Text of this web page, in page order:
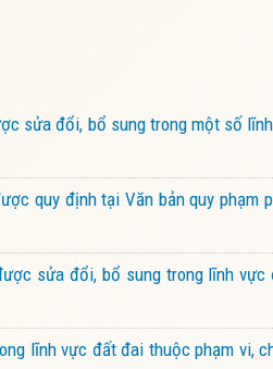
sửa đổi, bổ sung trong một số
quy định tại Văn bản quy phạm
sửa đổi, bổ sung trong lĩnh
lĩnh vực đất đai thuộc phạm vi,